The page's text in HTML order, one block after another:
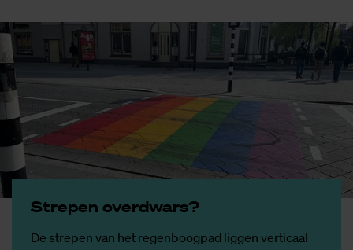
Stre­pen over­dwars?
De strepen van het regenboogpad liggen verticaal